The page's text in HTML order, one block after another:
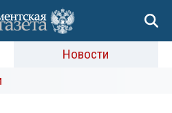
Новости